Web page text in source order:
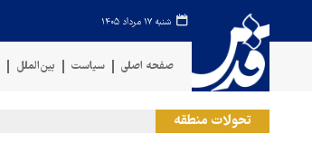
شنبه ۱۷ مرداد ۱۴۰۵
صفحه اصلی سیاست بین‌الملل
تحولات منطقه